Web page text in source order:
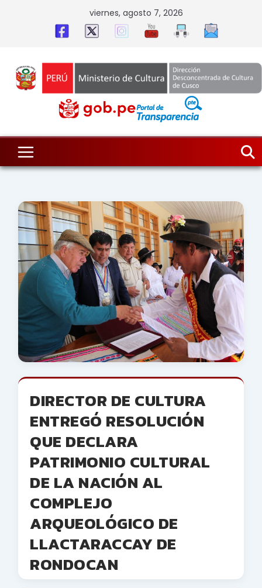
viernes, agosto 7, 2026
DIRECTOR DE CULTURA
ENTREGÓ RESOLUCIÓN
QUE DECLARA
PATRIMONIO CULTURAL
DE LA NACIÓN AL
COMPLEJO
ARQUEOLÓGICO DE
LLACTARACCAY DE
RONDOCAN